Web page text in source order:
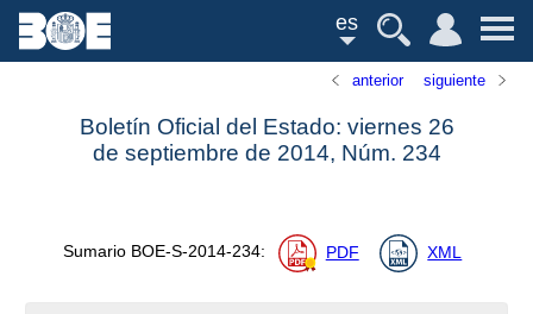
es
anterior siguiente
Boletín Oficial del Estado: viernes 26
de septiembre de 2014, Núm. 234
Sumario BOE-S-2014-234: PDF XML